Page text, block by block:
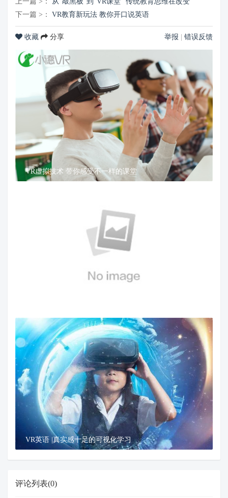
下一篇 >：
VR教育新玩法 教你开口说英语
收藏 分享 举报 错误反馈
VR虚拟技术 带你感受不一样的课堂
VR英语 |真实感十足的可视化学习
评论列表(0)